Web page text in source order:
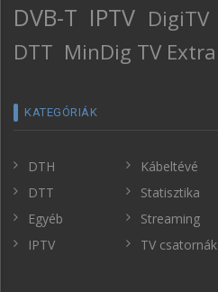
DVB-T IPTV DigiTV
DTT MinDig TV Extra
KATEGÓRIÁK
DTH
DTT
Egyéb
IPTV
Kábeltévé
Statisztika
Streaming
TV csatornák